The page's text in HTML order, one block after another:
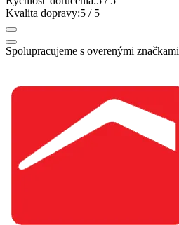
Kvalita dopravy:5 / 5
Spolupracujeme s overenými značkami